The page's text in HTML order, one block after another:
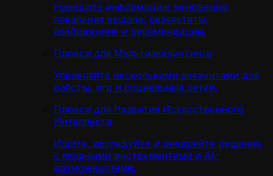
Находите информацию мгновенно:
локальная выдача, результаты,
изображения и рекомендации.
Прокси для Мультиаккаунтинга
Управляйте несколькими аккаунтами для
работы, игр и социальных сетей.
Прокси для Развития Искусственного
Интеллекта
Ищите, исследуйте и внедряйте решения
с мощными инструментами и AI-
возможностями.